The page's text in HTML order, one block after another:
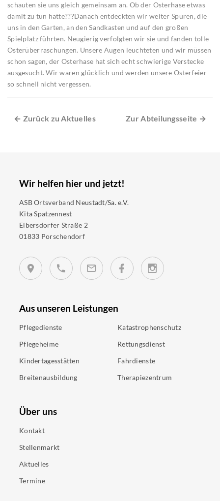
schauten sie uns gleich gemeinsam an. Ob der Osterhase etwas
damit zu tun hatte???Danach entdeckten wir weiter Spuren, die
uns in den Garten, an den Sandkasten und auf den großen
Spielplatz führten. Neugierig verfolgten wir sie und fanden tolle
Osterüberraschungen. Unsere Augen leuchteten und wir müssen
schon sagen, der Osterhase hat sich echt schwierige Verstecke
ausgesucht. Wir waren glücklich und werden unsere Osterfeier
so schnell nicht vergessen.
← Zurück zu Aktuelles Zur Abteilungsseite →
Wir helfen hier und jetzt!
ASB Ortsverband Neustadt/Sa. e.V.
Kita Spatzennest
Elbersdorfer Straße 2
01833 Porschendorf
Aus unseren Leistungen
Pflegedienste
Pflegeheime
Kindertagesstätten
Breitenausbildung
Katastrophenschutz
Rettungsdienst
Fahrdienste
Therapiezentrum
Über uns
Kontakt
Stellenmarkt
Aktuelles
Termine